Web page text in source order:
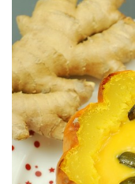
JENGIBRE
Para